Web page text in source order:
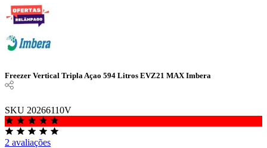
Freezer Vertical Tripla Açao 594 Litros EVZ21 MAX Imbera
SKU 20266110V
2 avaliações